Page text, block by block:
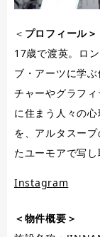
＜ プロフィール＞
17歳で渡英。ロ
ブ・アーツに学
チャーやグラフ
に住まう人々の
を、アルタスー
たユーモアで写し
Instagram
＜物件概要＞